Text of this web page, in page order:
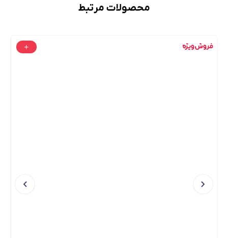
محصولات مرتبط